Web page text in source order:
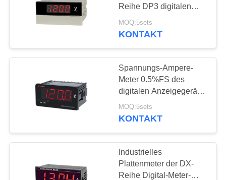
FÄLLE
SITEMAP
PRIVACY
POLICY
Reihe DP3 digitalen
Anzeigegeräts
Multifunktions
MOQ:5sets
KONTAKT
Spannungs-Ampere-
Meter 0.5%FS des
digitalen Anzeigegeräts
der DK-Kurzschluss-
Rechtssachen-3 1/2
MOQ:5sets
KONTAKT
Industrielles
Plattenmeter der DX-
Reihe Digital-Meter-